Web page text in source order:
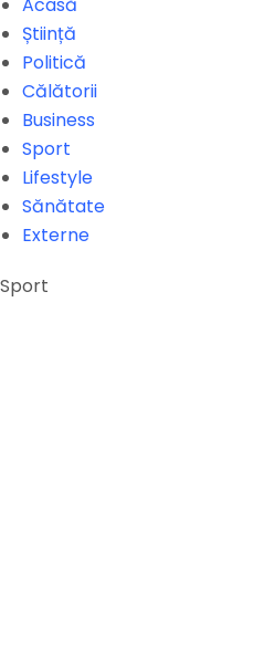
Știință
Politică
Călătorii
Business
Sport
Lifestyle
Sănătate
Externe
Sport